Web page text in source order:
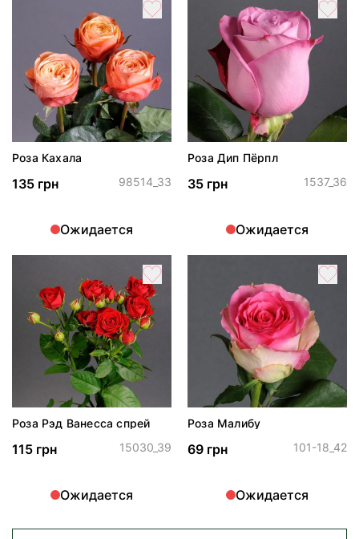
Роза Кахала
135 грн 98514_33
Ожидается
Роза Дип Пёрпл
35 грн 1537_36
Ожидается
Роза Рэд Ванесса спрей
115 грн 15030_39
Ожидается
Роза Малибу
69 грн 101-18_42
Ожидается